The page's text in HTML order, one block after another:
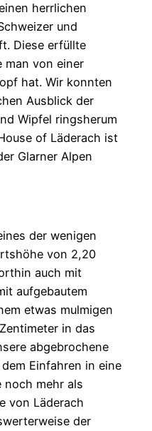
herrlichen
und
Diese erfüllte
man von einer
hat. Wir konnten
Ausblick der
Wipfel ringsherum
of Läderach ist
Glarner Alpen
der wenigen
von 2,20
auch mit
aufgebautem
etwas mulmigen
in das
abgebrochene
Einfahren in eine
noch mehr als
von Läderach
der